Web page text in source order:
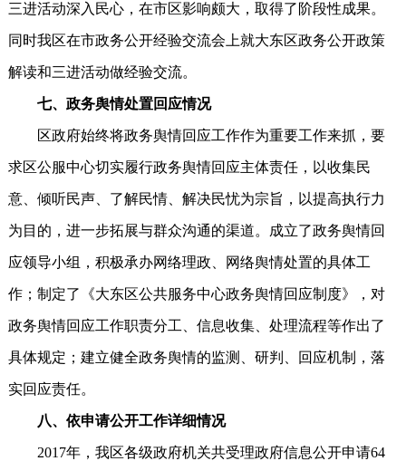
三进活动深入民心，在市区影响颇大，取得了阶段性成果。
同时我区在市政务公开经验交流会上就大东区政务公开政策
解读和三进活动做经验交流。
七、政务舆情处置回应情况
区政府始终将政务舆情回应工作作为重要工作来抓，要
求区公服中心切实履行政务舆情回应主体责任，以收集民
意、倾听民声、了解民情、解决民忧为宗旨，以提高执行力
为目的，进一步拓展与群众沟通的渠道。成立了政务舆情回
应领导小组，积极承办网络理政、网络舆情处置的具体工
作；制定了《大东区公共服务中心政务舆情回应制度》，对
政务舆情回应工作职责分工、信息收集、处理流程等作出了
具体规定；建立健全政务舆情的监测、研判、回应机制，落
实回应责任。
八、依申请公开工作详细情况
2017年，我区各级政府机关共受理政府信息公开申请64